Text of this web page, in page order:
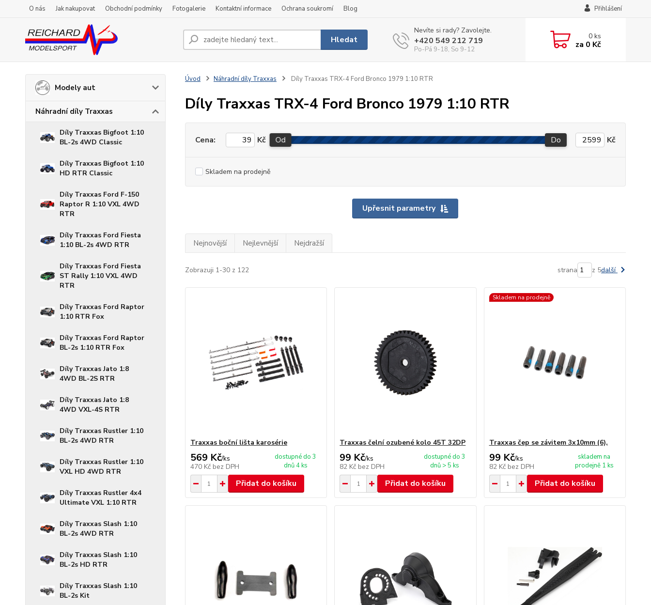
O nás Jak nakupovat Obchodní podmínky Fotogalerie Kontaktní informace Ochrana soukromí Blog Přihlášení
Hledat
Nevíte si rady? Zavolejte.
+420 549 212 719
Po-Pá 9-18, So 9-12
0ks
za 0 Kč
Modely aut
Náhradní díly Traxxas
Díly Traxxas Bigfoot 1:10
BL-2s 4WD Classic
Díly Traxxas Bigfoot 1:10
HD RTR Classic
Díly Traxxas Ford F-150
Raptor R 1:10 VXL 4WD
RTR
Díly Traxxas Ford Fiesta
1:10 BL-2s 4WD RTR
Díly Traxxas Ford Fiesta
ST Rally 1:10 VXL 4WD
RTR
Díly Traxxas Ford Raptor
1:10 RTR Fox
Díly Traxxas Ford Raptor
BL-2s 1:10 RTR Fox
Díly Traxxas Jato 1:8
4WD BL-2S RTR
Díly Traxxas Jato 1:8
4WD VXL-4S RTR
Díly Traxxas Rustler 1:10
BL-2s 4WD RTR
Díly Traxxas Rustler 1:10
VXL HD 4WD RTR
Díly Traxxas Rustler 4x4
Ultimate VXL 1:10 RTR
Díly Traxxas Slash 1:10
BL-2s 4WD RTR
Díly Traxxas Slash 1:10
BL-2s HD RTR
Díly Traxxas Slash 1:10
BL-2s Kit
Úvod Náhradní díly Traxxas Díly Traxxas TRX-4 Ford Bronco 1979 1:10 RTR
Díly Traxxas TRX-4 Ford Bronco 1979 1:10 RTR
Upřesnit parametry
Cena: Kč Od Do Kč
Skladem na prodejně
Nejnovější Nejlevnější Nejdražší
Zobrazuji 1-30 z 122 strana z 5další
Traxxas boční lišta karosérie
569 Kč/ks
470 Kč bez DPH
dostupné do 3
dnů 4 ks
Přidat do košíku
Traxxas čelní ozubené kolo 45T 32DP
99 Kč/ks
82 Kč bez DPH
dostupné do 3
dnů > 5 ks
Přidat do košíku
Skladem na prodejně
Traxxas čep se závitem 3x10mm (6),
99 Kč/ks
82 Kč bez DPH
skladem na
prodejně 1 ks
Přidat do košíku